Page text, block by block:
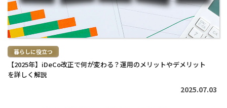
暮らしに役立つ
【2025年】iDeCo改正で何が変わる？運用のメリットやデメリット
を詳しく解説
2025.07.03